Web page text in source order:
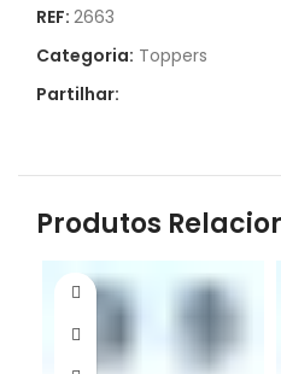
REF: 2663
Categoria: Toppers
Partilhar:
Produtos